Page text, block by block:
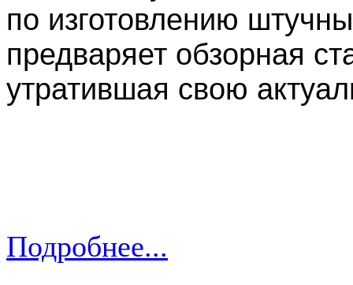
по изготовлению
предваряет обзорная
утратившая свою
Подробнее...